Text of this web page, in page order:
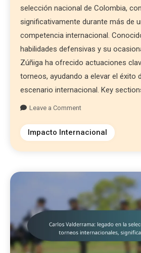
selección nacional de Colombia,
significativamente durante más de
competencia internacional.
habilidades defensivas y su
Zúñiga ha ofrecido actuaciones
torneos, ayudando a elevar el éxito
escenario internacional. Key
Leave a Comment
Impacto Internacional